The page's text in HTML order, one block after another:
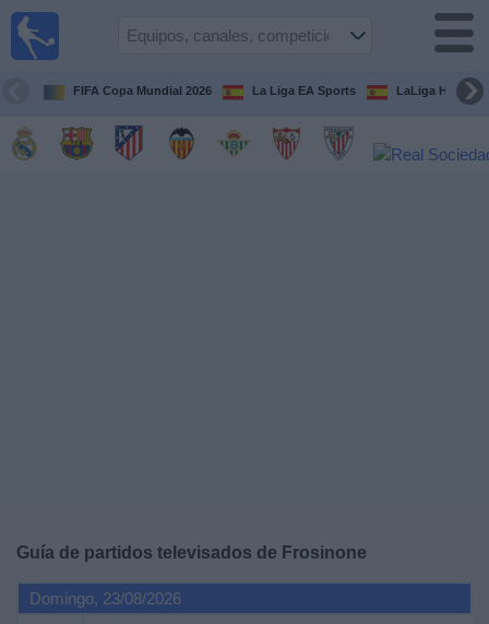
FIFA Copa Mundial 2026 La Liga EA Sports LaLiga
Guía de partidos televisados de Frosinone
Domingo, 23/08/2026
Guía de
Televisados
Noticias